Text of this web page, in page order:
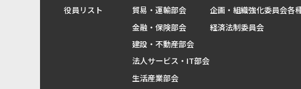
役員リスト
貿易・運輸部会
金融・保険部会
建設・不動産部会
法人サービス・IT部会
生活産業部会
企画・組織強化委員会
経済法制委員会
各